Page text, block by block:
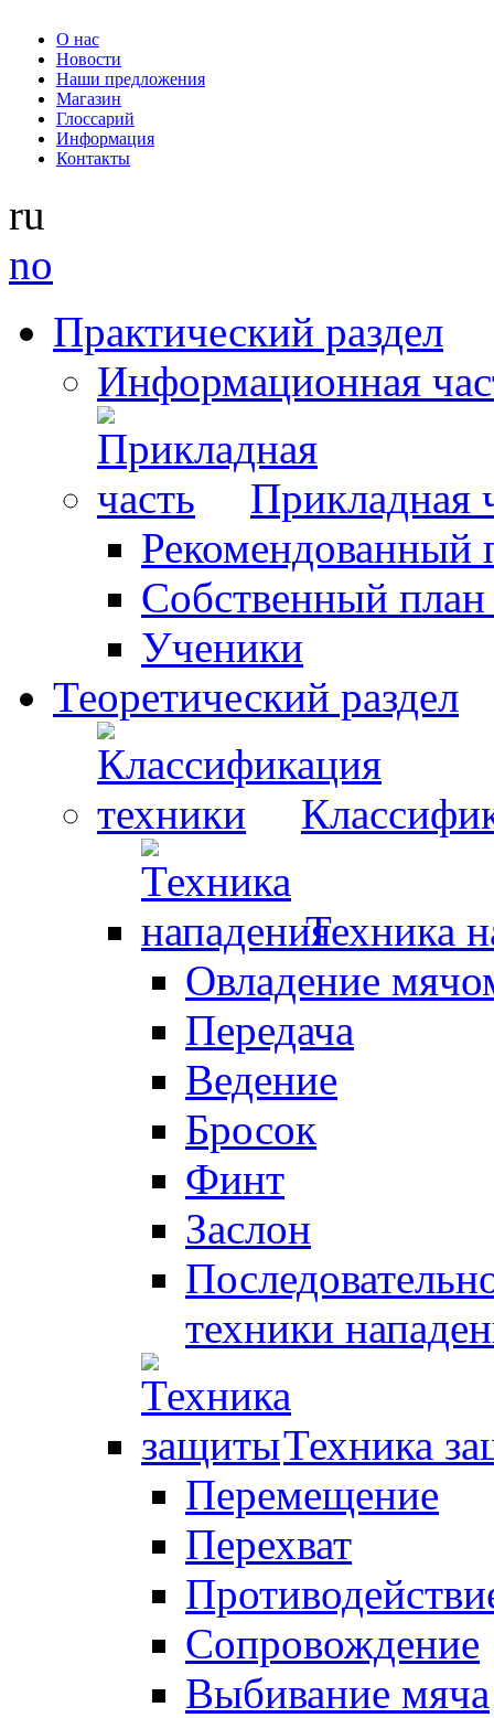
О нас
Новости
Наши предложения
Магазин
Глоссарий
Информация
Контакты
ru
no
Практический раздел
Информационная
Прикладная
Рекомендованный
Собственный
Ученики
Теоретический раздел
Техника
Овладение
Передача
Ведение
Бросок
Финт
Заслон
техники
Техника
Перемещение
Перехват
Сопровождение
Выбивание мяча